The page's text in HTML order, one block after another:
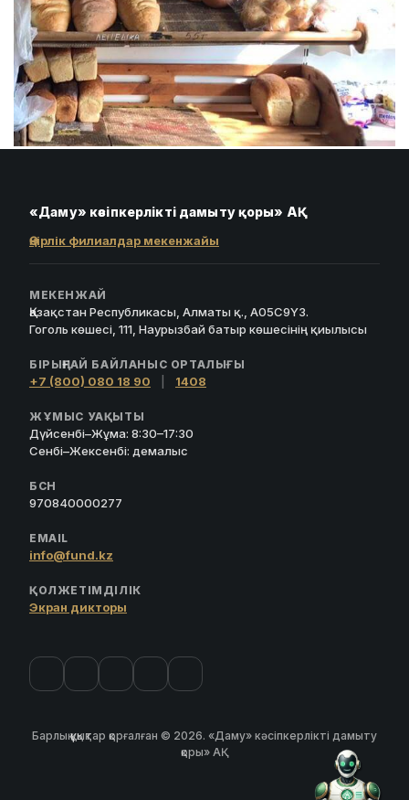
«Даму» кәсіпкерлікті дамыту қоры» АҚ
Өңірлік филиалдар мекенжайы
МЕКЕНЖАЙ
Қазақстан Республикасы, Алматы қ., A05C9Y3.
Гоголь көшесі, 111, Наурызбай батыр көшесінің қиылысы
БІРЫҢҒАЙ БАЙЛАНЫС ОРТАЛЫҒЫ
+7 (800) 080 18 90 1408
ЖҰМЫС УАҚЫТЫ
Дүйсенбі–Жұма: 8:30–17:30
Сенбі–Жексенбі: демалыс
БСН
970840000277
EMAIL
info@fund.kz
ҚОЛЖЕТІМДІЛІК
Экран дикторы
Барлық құқықтар қорғалған © 2026. «Даму» кәсіпкерлікті дамыту
қоры» АҚ